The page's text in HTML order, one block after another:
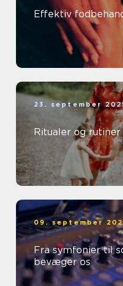
Effektiv
23. september
Ritualer og
09. september
Fra symfonier til
bevæger os